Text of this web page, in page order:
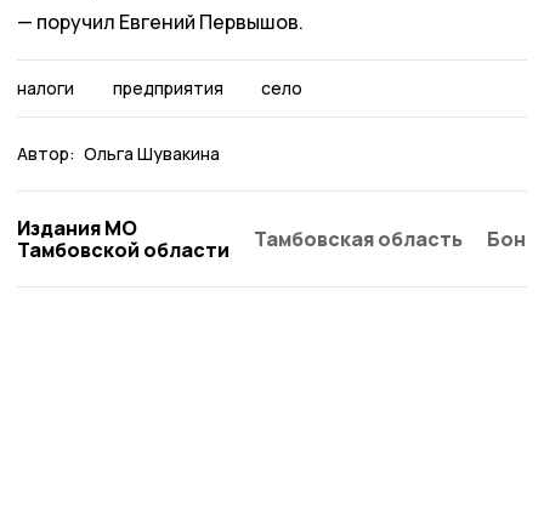
поручил Евгений Первышов.
налоги предприятия село
Автор: Ольга Шувакина
Издания МО
Тамбовской области
Тамбовская область